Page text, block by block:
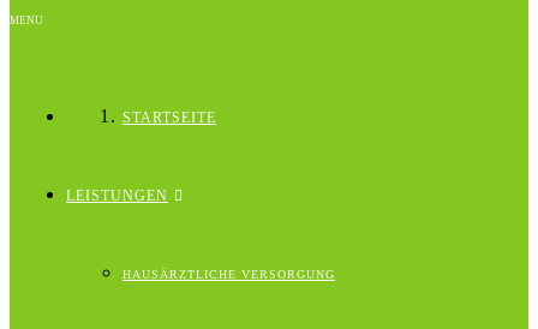
MENU
STARTSEITE
LEISTUNGEN
HAUSÄRZTLICHE VERSORGUNG